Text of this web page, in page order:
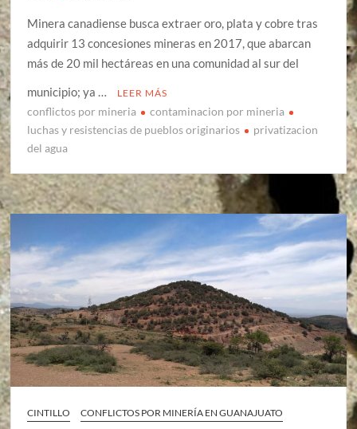
Minera canadiense busca extraer oro, plata y cobre tras
adquirir 13 concesiones mineras en 2017, que abarcan
más de 20 mil hectáreas en una comunidad al sur del
municipio; ya …
LEER MÁS
conflictos por mineria
contaminacion por mineria
luchas y resistencias de pueblos originarios
privatizacion
del agua
CINTILLO
CONFLICTOS POR MINERÍA EN GUANAJUATO